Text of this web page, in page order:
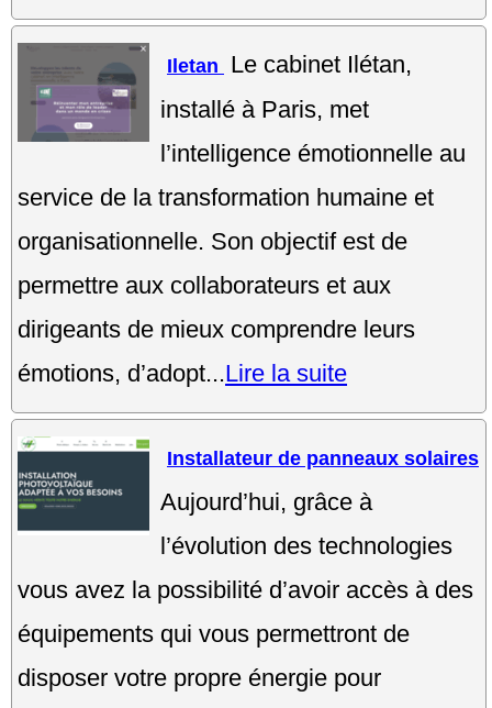
Iletan
Le cabinet Ilétan,
installé à Paris, met
l’intelligence émotionnelle au
service de la transformation humaine et
organisationnelle. Son objectif est de
permettre aux collaborateurs et aux
dirigeants de mieux comprendre leurs
émotions, d’adopt...Lire la suite
Installateur de panneaux solaires
Aujourd’hui, grâce à
l’évolution des technologies
vous avez la possibilité d’avoir accès à des
équipements qui vous permettront de
disposer votre propre énergie pour